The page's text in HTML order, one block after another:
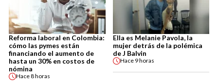
Reforma laboral en Colombia:
cómo las pymes están
financiando el aumento de
hasta un 30% en costos de
nómina
Hace8 horas
Ella es Melanie Pavola, la
mujer detrás de la polémica
de J Balvin
Hace 9 horas